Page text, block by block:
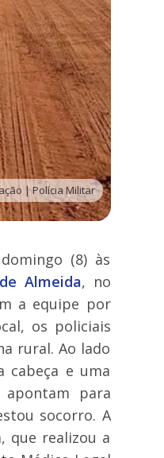
| Polícia Militar
(8) às
Almeida, no
a equipe por
os policiais
rural. Ao lado
cabeça e uma
para
socorro. A
que realizou a